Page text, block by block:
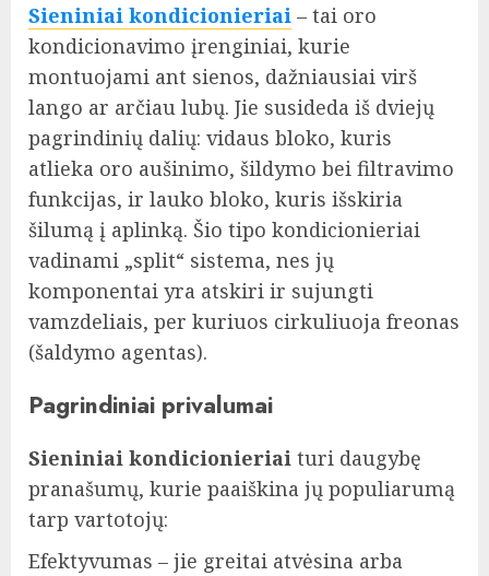
Sieniniai kondicionieriai – tai oro
kondicionavimo įrenginiai, kurie
montuojami ant sienos, dažniausiai virš
lango ar arčiau lubų. Jie susideda iš dviejų
pagrindinių dalių: vidaus bloko, kuris
atlieka oro aušinimo, šildymo bei filtravimo
funkcijas, ir lauko bloko, kuris išskiria
šilumą į aplinką. Šio tipo kondicionieriai
vadinami „split“ sistema, nes jų
komponentai yra atskiri ir sujungti
vamzdeliais, per kuriuos cirkuliuoja freonas
(šaldymo agentas).
Pagrindiniai privalumai
Sieniniai kondicionieriai turi daugybę
pranašumų, kurie paaiškina jų populiarumą
tarp vartotojų:
Efektyvumas – jie greitai atvėsina arba